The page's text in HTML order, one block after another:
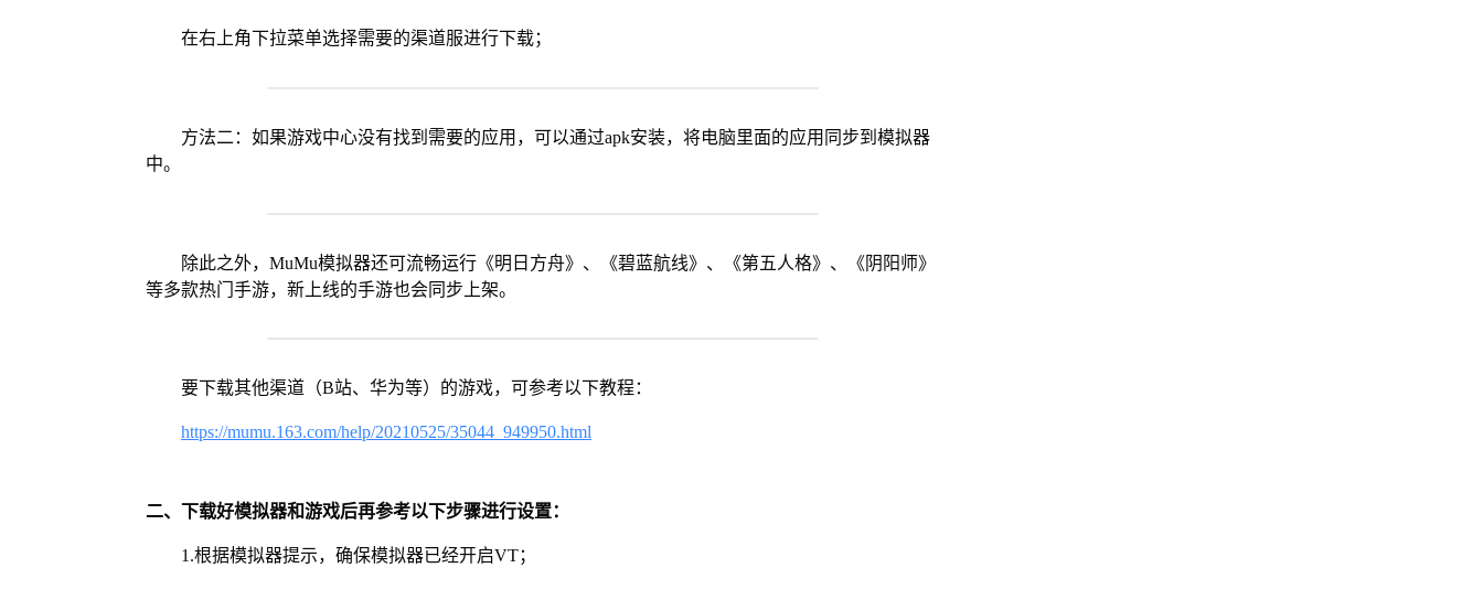
在右上角下拉菜单选择需要的渠道服进行下载；
方法二：如果游戏中心没有找到需要的应用，可以通过apk安装，将电脑里面的应用同步到模拟器
中。
除此之外，MuMu模拟器还可流畅运行《明日方舟》、《碧蓝航线》、《第五人格》、《阴阳师》
等多款热门手游，新上线的手游也会同步上架。
要下载其他渠道（B站、华为等）的游戏，可参考以下教程：
https://mumu.163.com/help/20210525/35044_949950.html
二、下载好模拟器和游戏后再参考以下步骤进行设置：
1.根据模拟器提示，确保模拟器已经开启VT；